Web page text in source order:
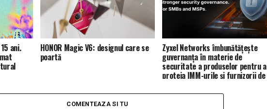
ani. HONOR Magic V6: designul care se
poartă
Zyxel Networks îmbunătățește
guvernanța în materie de
securitate a produselor pentru a
proteja IMM-urile și furnizorii de
COMENTEAZA SI TU